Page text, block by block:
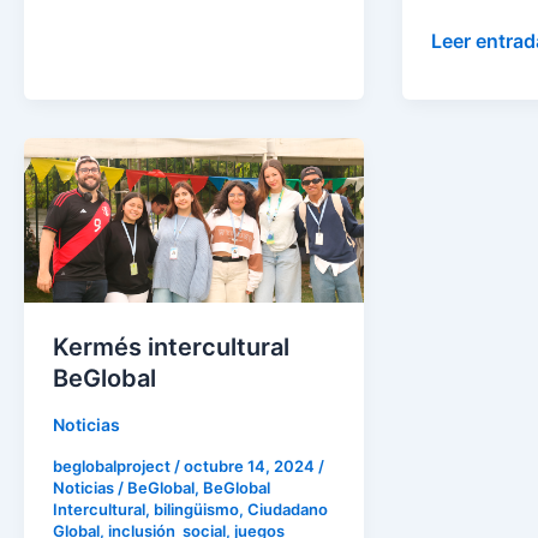
Leer
Kermés intercultural
BeGlobal
Noticias
beglobalproject/octubre 14, 2024 /
Noticias/ BeGlobal, BeGlobal
Intercultural, bilingüismo, Ciudadano
Global, inclusión social, juegos
Kermés
intercultural
BeGlobal